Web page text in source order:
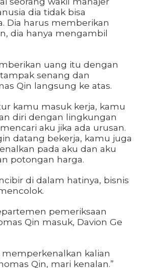
dia tidak bisa
Dia harus memberikan
dia hanya mengambil
uang itu dengan
senang dan
Qin langsung ke atas.
kamu masuk kerja, kamu
diri dengan lingkungan
aku jika ada urusan.
datang bekerja, kamu juga
pada aku dan aku
potongan harga.
di dalam hatinya, bisnis
pemeriksaan
Qin masuk, Davion Ge
memperkenalkan kalian
Qin, mari kenalan.”